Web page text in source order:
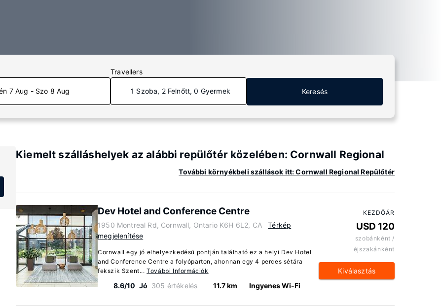
7 Aug - Szo 8 Aug
Travellers
1 Szoba, 2 Felnőtt, 0 Gyermek Keresés
Kiemelt szálláshelyek az alábbi repülőtér közelében: Cornwall Regional
További környékbeli szállások itt: Cornwall Regional Repülőtér
Dev Hotel and Conference Centre
1950 Montreal Rd, Cornwall, Ontario K6H 6L2, CA
Térkép
megjelenítése
Cornwall egy jó elhelyezkedésű pontján található ez a helyi Dev Hotel
and Conference Centre a folyóparton, ahonnan egy 4 perces sétára
fekszik Szent...További Információk
8.6/10 Jó 305 értékelés 11.7 km Ingyenes Wi-Fi
KEZDŐÁR
USD 120
szobánként /
éjszakánként
Kiválasztás